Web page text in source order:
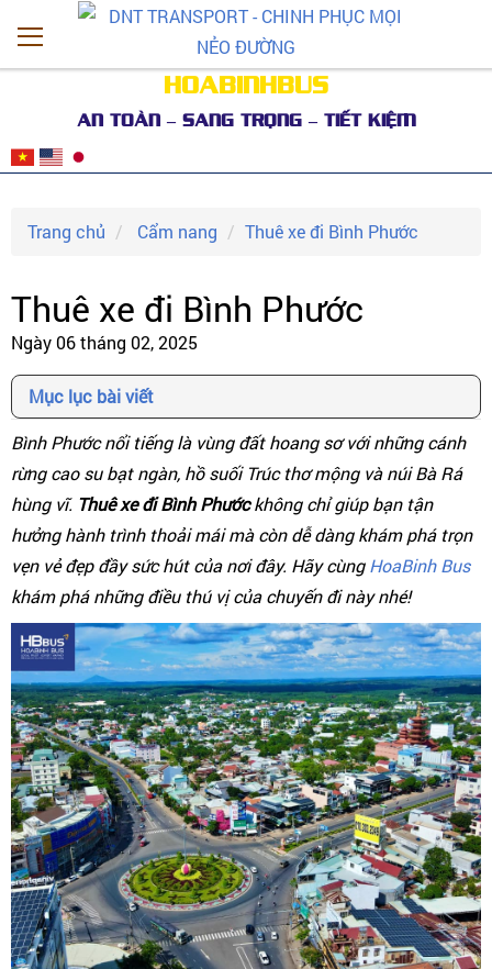
HOABINHBUS
AN TOÀN – SANG TRỌNG – TIẾT KIỆM
Trang chủ Cẩm nang Thuê xe đi Bình Phước
Thuê xe đi Bình Phước
Ngày 06 tháng 02, 2025
Mục lục bài viết
Bình Phước nổi tiếng là vùng đất hoang sơ với những cánh
rừng cao su bạt ngàn, hồ suối Trúc thơ mộng và núi Bà Rá
hùng vĩ. Thuê xe đi Bình Phướckhông chỉ giúp bạn tận
hưởng hành trình thoải mái mà còn dễ dàng khám phá trọn
vẹn vẻ đẹp đầy sức hút của nơi đây. Hãy cùngHoaBinh Bus
khám phá những điều thú vị của chuyến đi này nhé!